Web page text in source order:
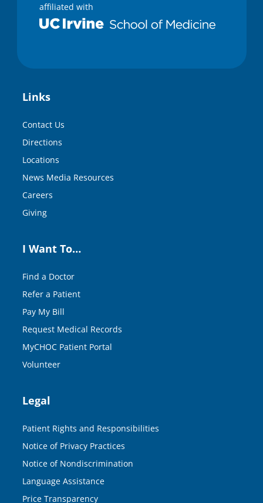
affiliated with
Links
Contact Us
Directions
Locations
News Media Resources
Careers
Giving
I Want To…
Find a Doctor
Refer a Patient
Pay My Bill
Request Medical Records
MyCHOC Patient Portal
Volunteer
Legal
Patient Rights and Responsibilities
Notice of Privacy Practices
Notice of Nondiscrimination
Language Assistance
Price Transparency